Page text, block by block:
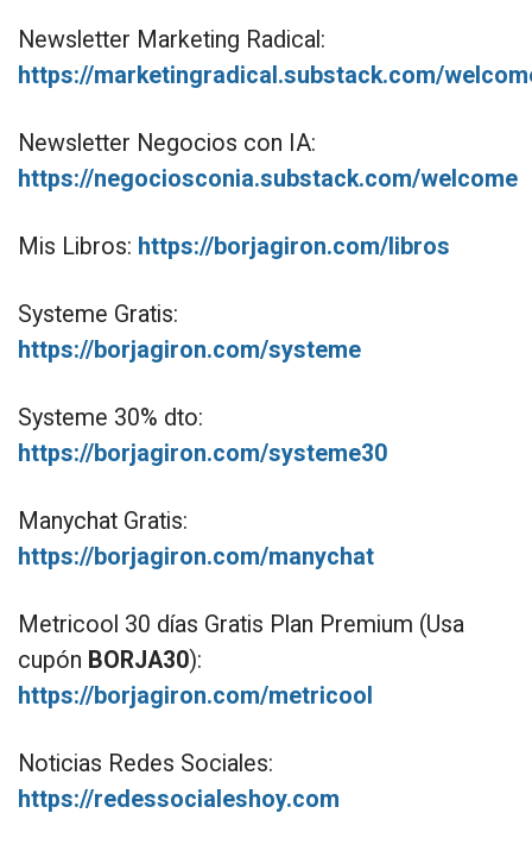
Newsletter Marketing Radical:
https://marketingradical.substack.com/
Newsletter Negocios con IA:
https://negociosconia.substack.com/welcome
Mis Libros: https://borjagiron.com/libros
Systeme Gratis:
https://borjagiron.com/systeme
Systeme 30% dto:
https://borjagiron.com/systeme30
Manychat Gratis:
https://borjagiron.com/manychat
Metricool 30 días Gratis Plan Premium (Usa
cupón BORJA30):
https://borjagiron.com/metricool
Noticias Redes Sociales:
https://redessocialeshoy.com